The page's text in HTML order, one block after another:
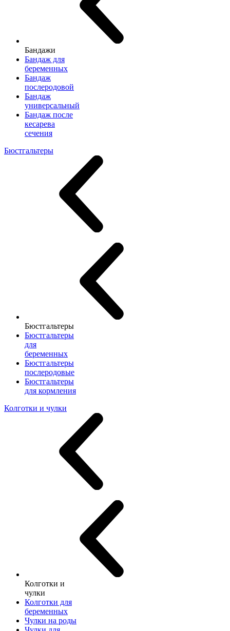
Бандажи
Бандаж для
беременных
Бандаж
послеродовой
Бандаж
универсальный
Бандаж после
кесарева
сечения
Бюстгальтеры
Бюстгальтеры
Бюстгальтеры
для
беременных
Бюстгальтеры
послеродовые
Бюстгальтеры
для кормления
Колготки и чулки
Колготки и
чулки
Колготки для
беременных
Чулки на роды